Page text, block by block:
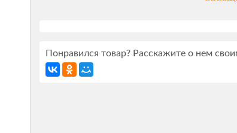
Понравился товар? Расскажите о нем